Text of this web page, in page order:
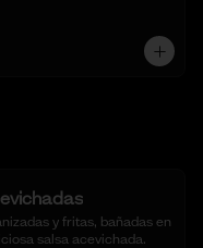
y fritas, bañadas en
salsa acevichada.